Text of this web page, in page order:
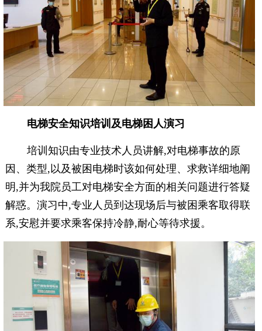
电梯安全知识培训及电梯困人演习
培训知识由专业技术人员讲解,对电梯事故的原
因、类型,以及被困电梯时该如何处理、求救详细地阐
明,并为我院员工对电梯安全方面的相关问题进行答疑
解惑。演习中,专业人员到达现场后与被困乘客取得联
系,安慰并要求乘客保持冷静,耐心等待求援。